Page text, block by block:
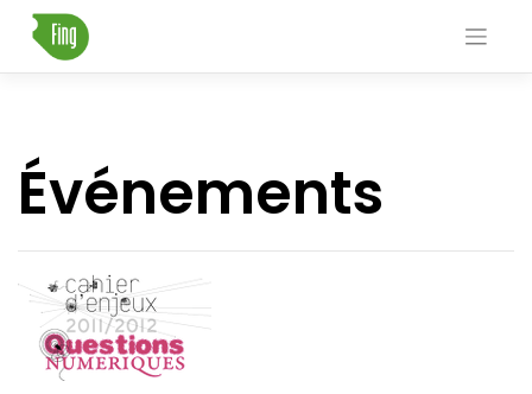
content
Événements